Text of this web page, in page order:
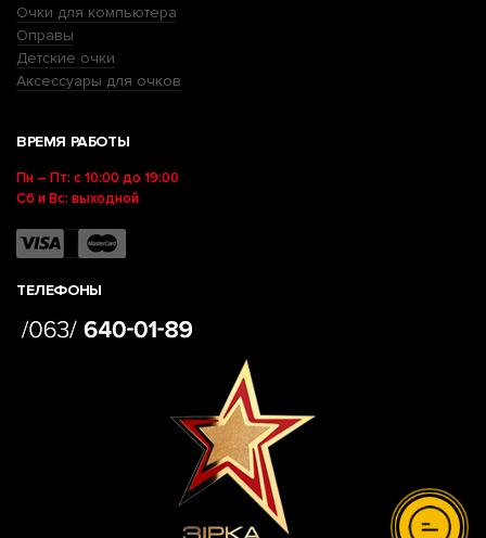
Очки для компьютера
Оправы
Детские очки
Аксессуары для очков
ВРЕМЯ РАБОТЫ
Пн – Пт: с 10:00 до 19:00
Сб и Вс: выходной
ТЕЛЕФОНЫ